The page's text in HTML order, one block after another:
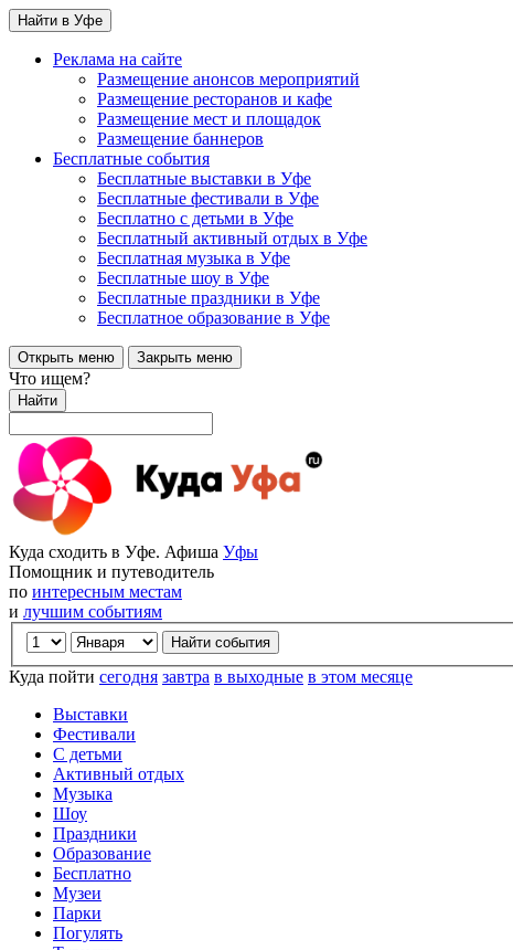
Найти в Уфе
Реклама на сайте
Размещение анонсов мероприятий
Размещение ресторанов и кафе
Размещение мест и площадок
Размещение баннеров
Бесплатные события
Бесплатные выставки в Уфе
Бесплатные фестивали в Уфе
Бесплатно с детьми в Уфе
Бесплатный активный отдых в Уфе
Бесплатная музыка в Уфе
Бесплатные шоу в Уфе
Бесплатные праздники в Уфе
Бесплатное образование в Уфе
Открыть меню Закрыть меню
Что ищем?
Найти
Куда сходить в Уфе. Афиша Уфы
Помощник и путеводитель
по интересным местам
и лучшим событиям
Куда пойти сегодня завтра в выходные в этом месяце
Выставки
Фестивали
С детьми
Активный отдых
Музыка
Шоу
Праздники
Образование
Бесплатно
Музеи
Парки
Погулять